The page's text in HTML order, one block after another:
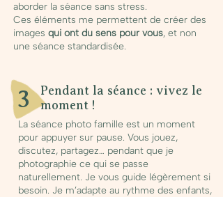
aborder la séance sans stress.
Ces éléments me permettent de créer des
images qui ont du sens pour vous, et non
une séance standardisée.
3
Pendant la séance : vivez le
moment !
La séance photo famille est un moment
pour appuyer sur pause. Vous jouez,
discutez, partagez… pendant que je
photographie ce qui se passe
naturellement. Je vous guide légèrement si
besoin. Je m’adapte au rythme des enfants,